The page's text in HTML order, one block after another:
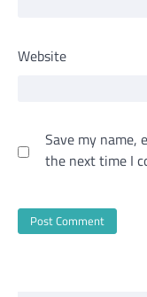
Website
Save my name,
the next time I